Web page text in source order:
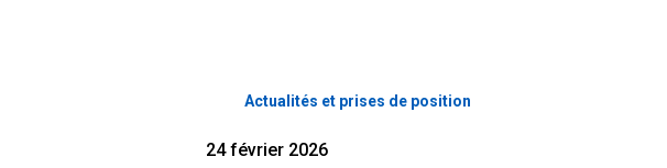
Actualités et prises de position
24 février 2026